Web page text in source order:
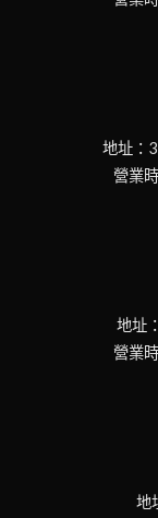
地址：
營業
地址：
營業
地